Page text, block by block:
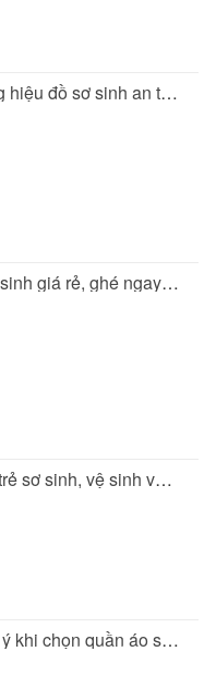
Các thương hiệu đồ sơ sinh an toàn cho...
Mua đồ sơ sinh giá rẻ, ghé ngay BeTuti...
Chăm sóc trẻ sơ sinh, vệ sinh vùng rốn
Những lưu ý khi chọn quần áo sơ sinh...